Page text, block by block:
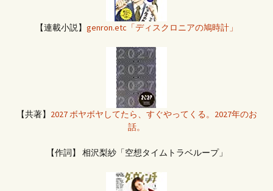
【連載小説】 genron.etc「ディスクロニアの鳩時計」
【共著】 2027 ボヤボヤしてたら、すぐやってくる。2027年のお
話。
【作詞】 相沢梨紗「空想タイムトラベループ」